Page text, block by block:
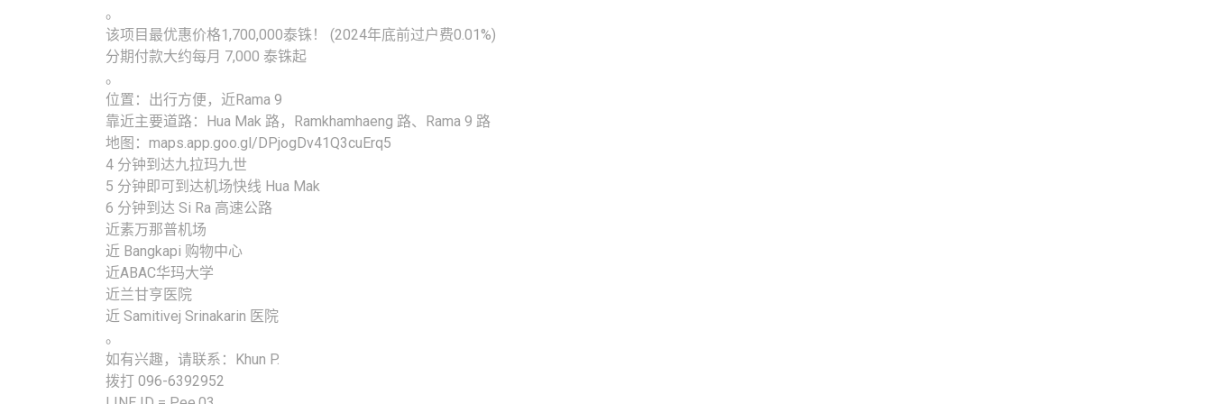
。
该项目最优惠价格1,700,000泰铢！ (2024年底前过户费0.01%)
分期付款大约每月 7,000 泰铢起
。
位置：出行方便，近Rama 9
靠近主要道路：Hua Mak 路，Ramkhamhaeng 路、Rama 9 路
地图：maps.app.goo.gl/DPjogDv41Q3cuErq5
4 分钟到达九拉玛九世
5 分钟即可到达机场快线 Hua Mak
6 分钟到达 Si Ra 高速公路
近素万那普机场
近 Bangkapi 购物中心
近ABAC华玛大学
近兰甘亨医院
近 Samitivej Srinakarin 医院
。
如有兴趣，请联系：Khun P.
拨打 096-6392952